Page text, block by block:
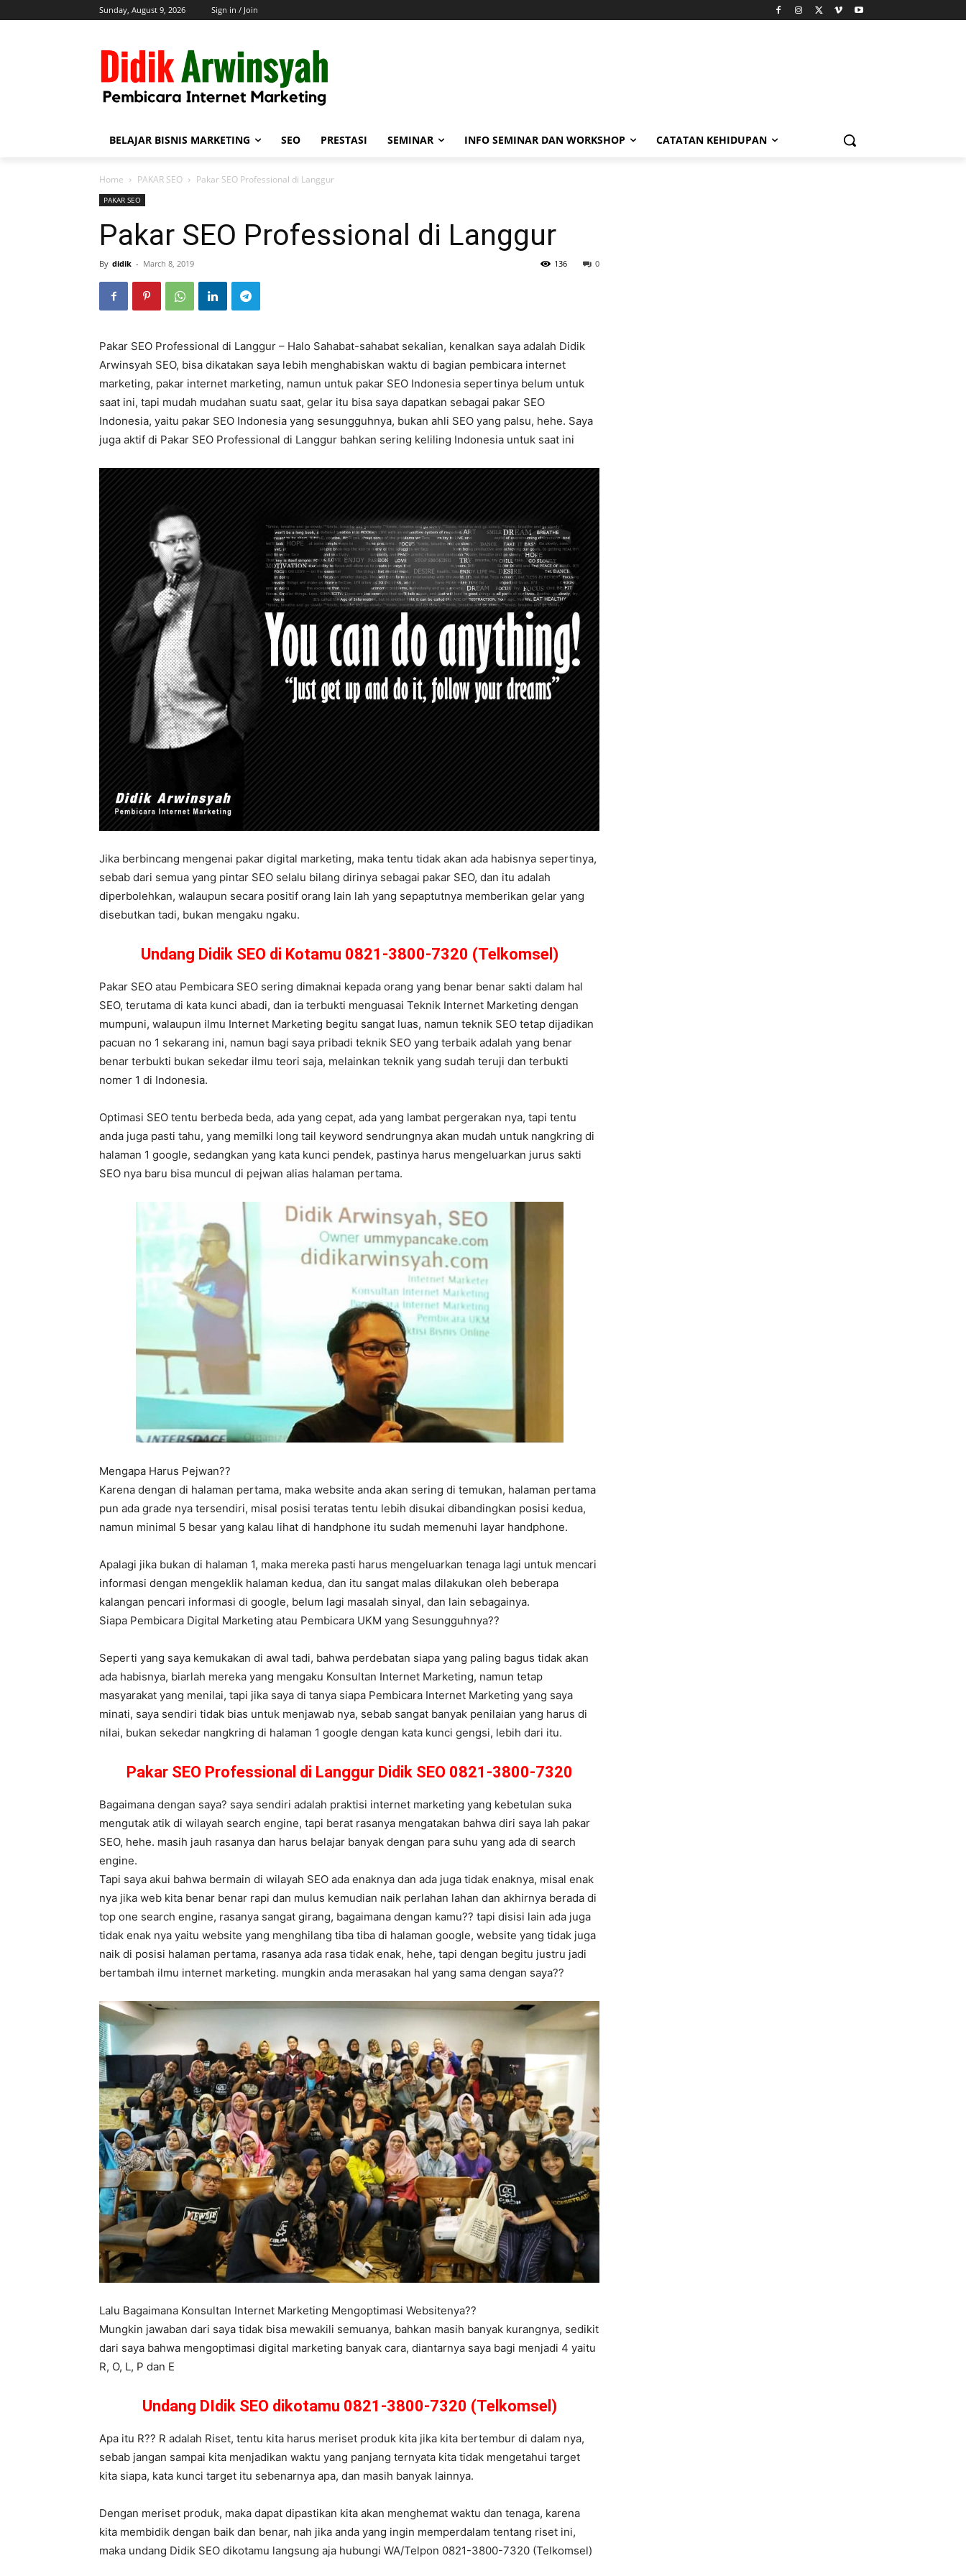
Sunday, August 9, 2026 Sign in / Join
BELAJAR BISNIS MARKETING SEO PRESTASI SEMINAR INFO SEMINAR DAN WORKSHOP CATATAN KEHIDUPAN
Home PAKAR SEO Pakar SEO Professional di Langgur
PAKAR SEO
Pakar SEO Professional di Langgur
By didik - March 8, 2019 0
136
Pakar SEO Professional di Langgur – Halo Sahabat-sahabat sekalian, kenalkan saya adalah Didik
Arwinsyah SEO, bisa dikatakan saya lebih menghabiskan waktu di bagian pembicara internet
marketing, pakar internet marketing, namun untuk pakar SEO Indonesia sepertinya belum untuk
saat ini, tapi mudah mudahan suatu saat, gelar itu bisa saya dapatkan sebagai pakar SEO
Indonesia, yaitu pakar SEO Indonesia yang sesungguhnya, bukan ahli SEO yang palsu, hehe. Saya
juga aktif di Pakar SEO Professional di Langgur bahkan sering keliling Indonesia untuk saat ini
Jika berbincang mengenai pakar digital marketing, maka tentu tidak akan ada habisnya sepertinya,
sebab dari semua yang pintar SEO selalu bilang dirinya sebagai pakar SEO, dan itu adalah
diperbolehkan, walaupun secara positif orang lain lah yang sepaptutnya memberikan gelar yang
disebutkan tadi, bukan mengaku ngaku.
Undang Didik SEO di Kotamu 0821-3800-7320 (Telkomsel)
Pakar SEO atau Pembicara SEO sering dimaknai kepada orang yang benar benar sakti dalam hal
SEO, terutama di kata kunci abadi, dan ia terbukti menguasai Teknik Internet Marketing dengan
mumpuni, walaupun ilmu Internet Marketing begitu sangat luas, namun teknik SEO tetap dijadikan
pacuan no 1 sekarang ini, namun bagi saya pribadi teknik SEO yang terbaik adalah yang benar
benar terbukti bukan sekedar ilmu teori saja, melainkan teknik yang sudah teruji dan terbukti
nomer 1 di Indonesia.
Optimasi SEO tentu berbeda beda, ada yang cepat, ada yang lambat pergerakan nya, tapi tentu
anda juga pasti tahu, yang memilki long tail keyword sendrungnya akan mudah untuk nangkring di
halaman 1 google, sedangkan yang kata kunci pendek, pastinya harus mengeluarkan jurus sakti
SEO nya baru bisa muncul di pejwan alias halaman pertama.
Mengapa Harus Pejwan??
Karena dengan di halaman pertama, maka website anda akan sering di temukan, halaman pertama
pun ada grade nya tersendiri, misal posisi teratas tentu lebih disukai dibandingkan posisi kedua,
namun minimal 5 besar yang kalau lihat di handphone itu sudah memenuhi layar handphone.
Apalagi jika bukan di halaman 1, maka mereka pasti harus mengeluarkan tenaga lagi untuk mencari
informasi dengan mengeklik halaman kedua, dan itu sangat malas dilakukan oleh beberapa
kalangan pencari informasi di google, belum lagi masalah sinyal, dan lain sebagainya.
Siapa Pembicara Digital Marketing atau Pembicara UKM yang Sesungguhnya??
Seperti yang saya kemukakan di awal tadi, bahwa perdebatan siapa yang paling bagus tidak akan
ada habisnya, biarlah mereka yang mengaku Konsultan Internet Marketing, namun tetap
masyarakat yang menilai, tapi jika saya di tanya siapa Pembicara Internet Marketing yang saya
minati, saya sendiri tidak bias untuk menjawab nya, sebab sangat banyak penilaian yang harus di
nilai, bukan sekedar nangkring di halaman 1 google dengan kata kunci gengsi, lebih dari itu.
Pakar SEO Professional di Langgur Didik SEO 0821-3800-7320
Bagaimana dengan saya? saya sendiri adalah praktisi internet marketing yang kebetulan suka
mengutak atik di wilayah search engine, tapi berat rasanya mengatakan bahwa diri saya lah pakar
SEO, hehe. masih jauh rasanya dan harus belajar banyak dengan para suhu yang ada di search
engine.
Tapi saya akui bahwa bermain di wilayah SEO ada enaknya dan ada juga tidak enaknya, misal enak
nya jika web kita benar benar rapi dan mulus kemudian naik perlahan lahan dan akhirnya berada di
top one search engine, rasanya sangat girang, bagaimana dengan kamu?? tapi disisi lain ada juga
tidak enak nya yaitu website yang menghilang tiba tiba di halaman google, website yang tidak juga
naik di posisi halaman pertama, rasanya ada rasa tidak enak, hehe, tapi dengan begitu justru jadi
bertambah ilmu internet marketing. mungkin anda merasakan hal yang sama dengan saya??
Lalu Bagaimana Konsultan Internet Marketing Mengoptimasi Websitenya??
Mungkin jawaban dari saya tidak bisa mewakili semuanya, bahkan masih banyak kurangnya, sedikit
dari saya bahwa mengoptimasi digital marketing banyak cara, diantarnya saya bagi menjadi 4 yaitu
R, O, L, P dan E
Undang DIdik SEO dikotamu 0821-3800-7320 (Telkomsel)
Apa itu R?? R adalah Riset, tentu kita harus meriset produk kita jika kita bertembur di dalam nya,
sebab jangan sampai kita menjadikan waktu yang panjang ternyata kita tidak mengetahui target
kita siapa, kata kunci target itu sebenarnya apa, dan masih banyak lainnya.
Dengan meriset produk, maka dapat dipastikan kita akan menghemat waktu dan tenaga, karena
kita membidik dengan baik dan benar, nah jika anda yang ingin memperdalam tentang riset ini,
maka undang Didik SEO dikotamu langsung aja hubungi WA/Telpon 0821-3800-7320 (Telkomsel)